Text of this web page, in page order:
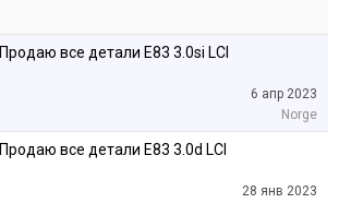
Продаю все детали E83 3.0si LCI
6 апр 2023
Norge
Продаю все детали E83 3.0d LCI
28 янв 2023